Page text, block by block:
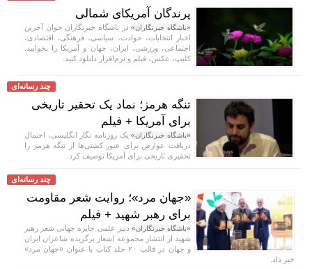
پرندگان آمریکای شمالی
«باشگاه خبرنگاران»در باشگاه خبرنگاران جوان آخرین
اخبار انتخابات، حوادث، سیاسی، فرهنگی، اقتصادی،
اجتماعی، ورزشی، ایران، جهان و آمریکا را بخوانید.
کلیپ، عکس، فیلم و نرم‌افزار دانلود کنید.
چند رسانه‌ای
تنگه هرمز؛ نماد یک تحقیر تاریخی
برای آمریکا + فیلم
«باشگاه خبرنگاران»یک روزنامه نگار انگلیسی، احتمال
دریافت عوارض برای عبور کشتی‌ها از تنگه هرمز را
تحقیری تاریخی برای آمریکا توصیف کرد.
چند رسانه‌ای
«جهان مرد»؛ روایت شعر مقاومت
برای رهبر شهید + فیلم
«باشگاه خبرنگاران» دبیر علمی جایزه جهانی شعر رهبر
شهید از انتشار مجموعه اشعار برگزیده شاعران ایران
و جهان در قالب ۲۰ جلد کتاب با عنوان «جهان مرد»
خبر داد.